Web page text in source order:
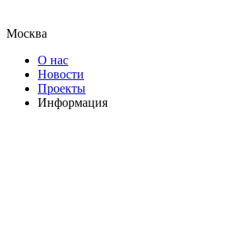
Москва
О нас
Новости
Проекты
Информация